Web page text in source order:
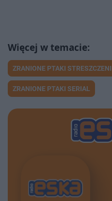
ZRANIONE PTAKI
ZRANIONE PTAKI SERIAL